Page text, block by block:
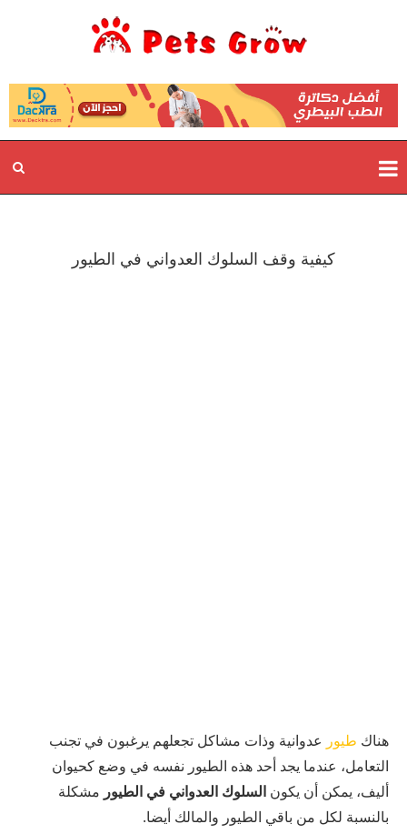
كيفية وقف السلوك العدواني في الطيور
هناك طيور عدوانية وذات مشاكل تجعلهم يرغبون في تجنب
التعامل، عندما يجد أحد هذه الطيور نفسه في وضع كحيوان
أليف، يمكن أن يكون السلوك العدواني في الطيور مشكلة
بالنسبة لكل من باقي الطيور والمالك أيضا.